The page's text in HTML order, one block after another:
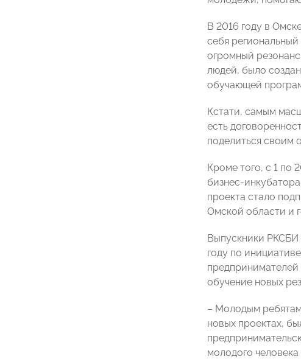
В 2016 году в
себя
огромный
людей, было
обучающей
Кстати, самым
есть
поделиться своим
Кроме того, с 1 по
бизнес-
проекта стало
Омской области и
Выпускники РКСБИ
году по
обучение новых
– Молодым
новых проектах,
молодого